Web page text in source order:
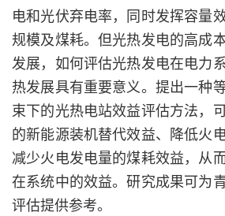
电和光伏弃电率，同时发挥容量
规模及煤耗。但光热发电的高成
发展，如何评估光热发电在电力
热发展具有重要意义。提出一种
束下的光热电站效益评估方法，
的新能源装机替代效益、降低火
减少火电发电量的煤耗效益，从
在系统中的效益。研究成果可为
评估提供参考。